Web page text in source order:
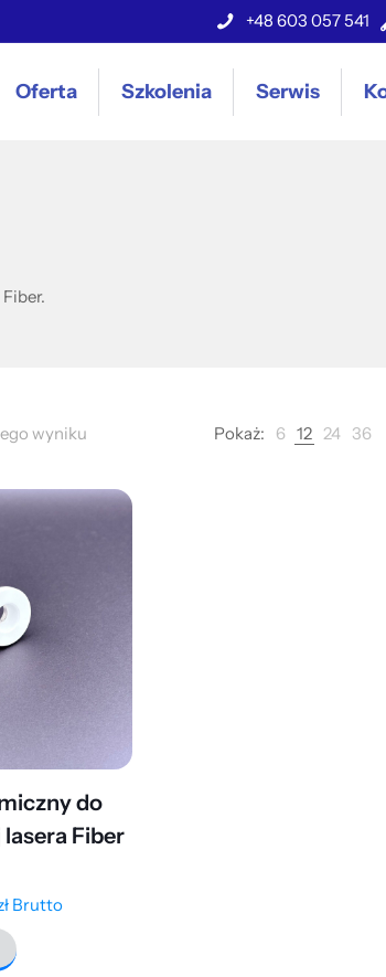
+48 603 057 541
Oferta Szkolenia Serwis
wyniku Pokaż: 6 12 24 36
do
Fiber
Brutto